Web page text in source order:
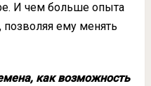
И чем больше опыта
ему менять
как возможность